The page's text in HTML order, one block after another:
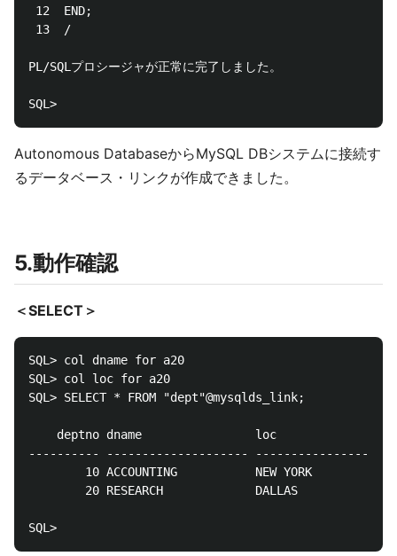
12  END;
13  /
PL/SQLプロシージャが正常に完了しました。
Autonomous DatabaseからMySQL DBシステムに接続す
るデータベース・リンクが作成できました。
5.動作確認
＜SELECT＞
SQL> col dname for a20
SQL> col loc for a20
SQL> SELECT * FROM "dept"@mysqlds_link;
    deptno dname        		loc
---------- -------------------- --------------------